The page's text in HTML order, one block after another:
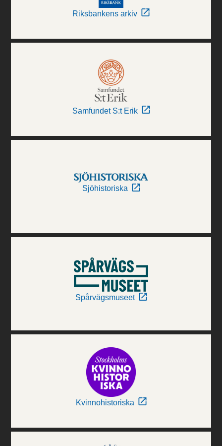
Riksbankens arkiv
Samfundet S:t Erik
Sjöhistoriska
Spårvägsmuseet
Kvinnohistoriska